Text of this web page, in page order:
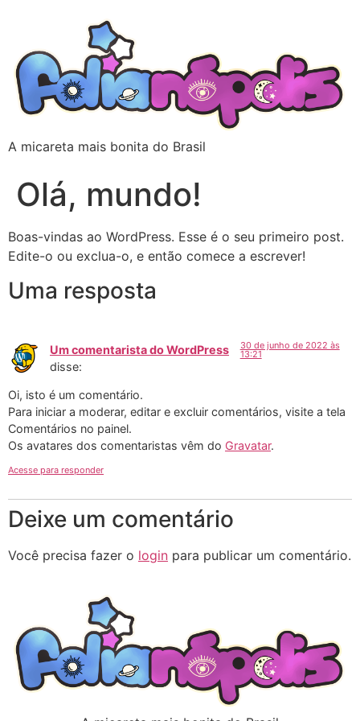
A micareta mais bonita do Brasil
Olá, mundo!
Boas-vindas ao WordPress. Esse é o seu primeiro post.
Edite-o ou exclua-o, e então comece a escrever!
Uma resposta
Um comentarista do WordPress
disse:
30 de junho de 2022 às
13:21
Oi, isto é um comentário.
Para iniciar a moderar, editar e excluir comentários, visite a tela
Comentários no painel.
Os avatares dos comentaristas vêm do Gravatar.
Acesse para responder
Deixe um comentário
Você precisa fazer o login para publicar um comentário.